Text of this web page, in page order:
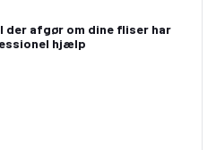
der afgør om dine fliser har
hjælp